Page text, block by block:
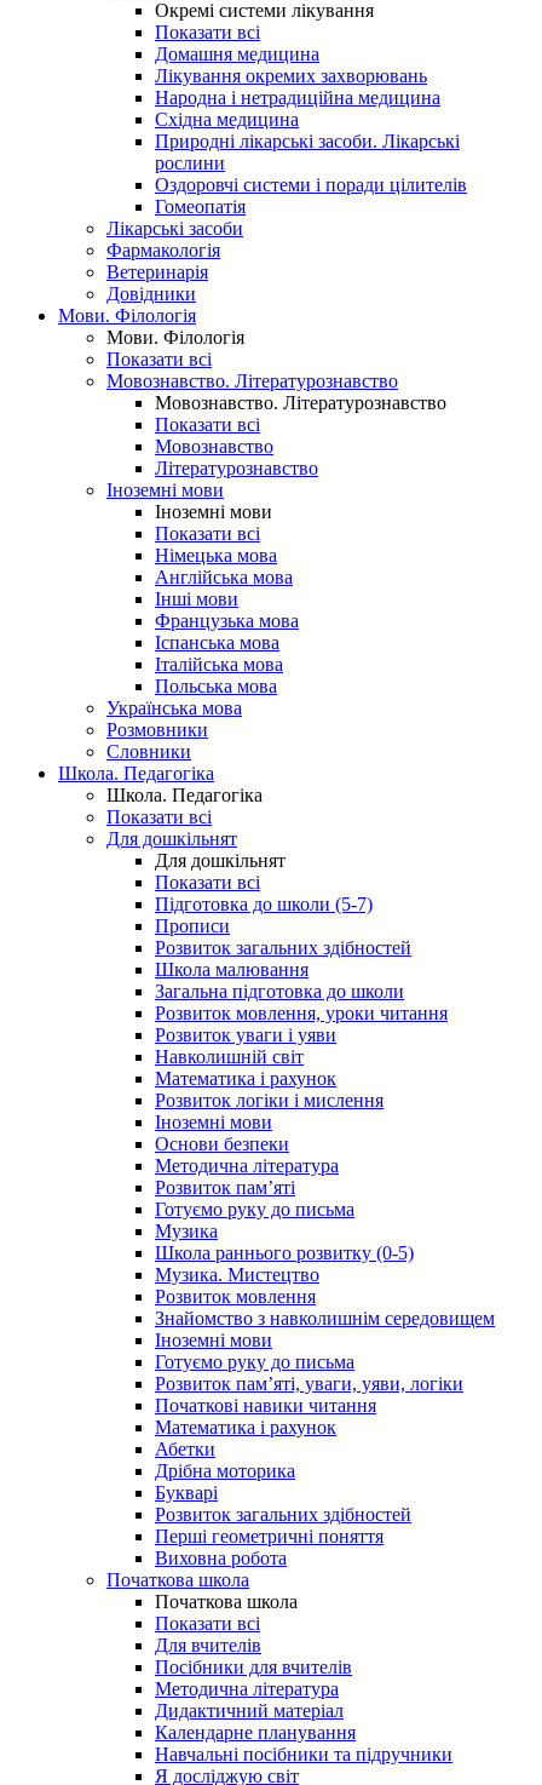
Окремі системи лікування
Показати всі
Домашня медицина
Лікування окремих захворювань
Народна і нетрадиційна медицина
Східна медицина
Природні лікарські засоби. Лікарські
рослини
Оздоровчі системи і поради цілителів
Гомеопатія
Лікарські засоби
Фармакологія
Ветеринарія
Довідники
Мови. Філологія
Мови. Філологія
Показати всі
Мовознавство. Літературознавство
Мовознавство. Літературознавство
Показати всі
Мовознавство
Літературознавство
Іноземні мови
Іноземні мови
Показати всі
Німецька мова
Англійська мова
Інші мови
Французька мова
Іспанська мова
Італійська мова
Польська мова
Українська мова
Розмовники
Словники
Школа. Педагогіка
Школа. Педагогіка
Показати всі
Для дошкільнят
Для дошкільнят
Показати всі
Підготовка до школи (5-7)
Прописи
Розвиток загальних здібностей
Школа малювання
Загальна підготовка до школи
Розвиток мовлення, уроки читання
Розвиток уваги і уяви
Навколишній світ
Математика і рахунок
Розвиток логіки і мислення
Іноземні мови
Основи безпеки
Методична література
Розвиток пам’яті
Готуємо руку до письма
Музика
Школа раннього розвитку (0-5)
Музика. Мистецтво
Розвиток мовлення
Знайомство з навколишнім середовищем
Іноземні мови
Готуємо руку до письма
Розвиток пам’яті, уваги, уяви, логіки
Початкові навики читання
Математика і рахунок
Абетки
Дрібна моторика
Букварі
Розвиток загальних здібностей
Перші геометричні поняття
Виховна робота
Початкова школа
Початкова школа
Показати всі
Для вчителів
Посібники для вчителів
Методична література
Дидактичний матеріал
Календарне планування
Навчальні посібники та підручники
Я досліджую світ